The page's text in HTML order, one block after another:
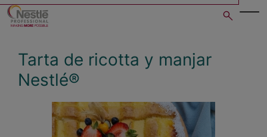
Skip
Tarta de ricotta y manjar
Nestlé®
Open image gallery in